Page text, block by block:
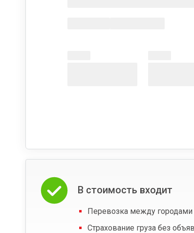
В стоимость входит
Перевозка между городами
Страхование груза без